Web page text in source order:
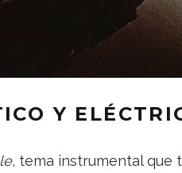
Y
, tema instrumental que